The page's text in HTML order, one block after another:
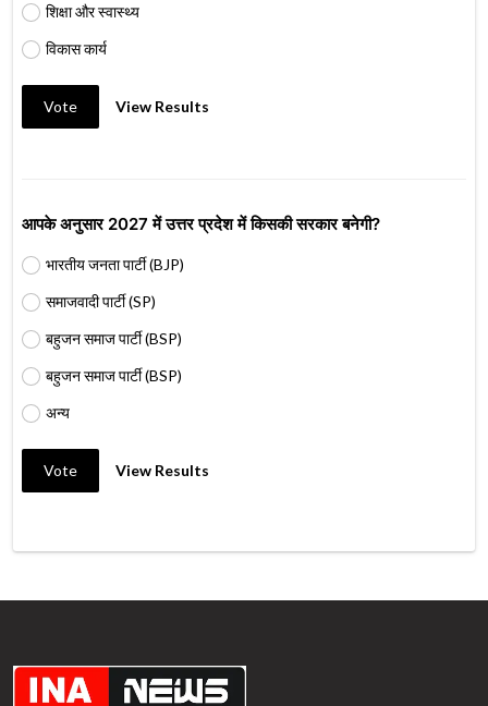
शिक्षा और स्वास्थ्य
विकास कार्य
Vote View Results
आपके अनुसार 2027 में उत्तर प्रदेश में किसकी सरकार बनेगी?
भारतीय जनता पार्टी (BJP)
समाजवादी पार्टी (SP)
बहुजन समाज पार्टी (BSP)
बहुजन समाज पार्टी (BSP)
अन्य
Vote View Results